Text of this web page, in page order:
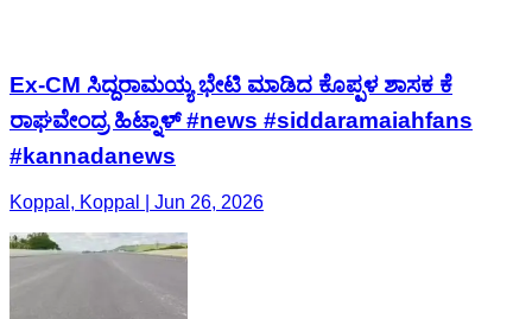
Ex-CM ಸಿದ್ದರಾಮಯ್ಯ ಭೇಟಿ ಮಾಡಿದ ಕೊಪ್ಪಳ ಶಾಸಕ ಕೆ
ರಾಘವೇಂದ್ರ ಹಿಟ್ನಾಳ್ #news #siddaramaiahfans
#kannadanews
Koppal, Koppal | Jun 26, 2026